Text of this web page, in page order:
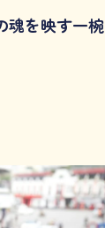
魂を映す一椀